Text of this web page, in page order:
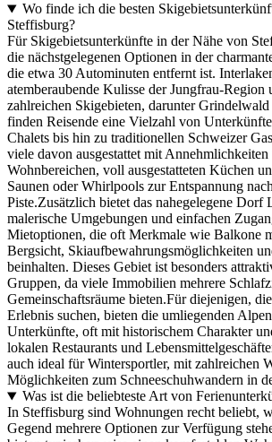
Wo finde ich die besten
Steffisburg?
Für Skigebietsunterkünfte in der Nähe von
die nächstgelegenen Optionen in der
die etwa 30 Autominuten entfernt ist.
atemberaubende Kulisse der Jungfrau-Region
zahlreichen Skigebieten, darunter
finden Reisende eine Vielzahl von
Chalets bis hin zu traditionellen Schweizer
viele davon ausgestattet mit
Wohnbereichen, voll ausgestatteten Küchen
Saunen oder Whirlpools zur Entspannung
Piste.Zusätzlich bietet das nahegelegene Dorf
malerische Umgebungen und einfachen
Mietoptionen, die oft Merkmale wie Balkone
Bergsicht, Skiaufbewahrungsmöglichkeiten
beinhalten. Dieses Gebiet ist besonders
Gruppen, da viele Immobilien mehrere
Gemeinschaftsräume bieten.Für diejenigen,
Erlebnis suchen, bieten die umliegenden
Unterkünfte, oft mit historischem Charakter
lokalen Restaurants und
auch ideal für Wintersportler, mit zahlreichen
Möglichkeiten zum Schneeschuhwandern in
Was ist die beliebteste Art von
In Steffisburg sind Wohnungen recht beliebt,
Gegend mehrere Optionen zur Verfügung